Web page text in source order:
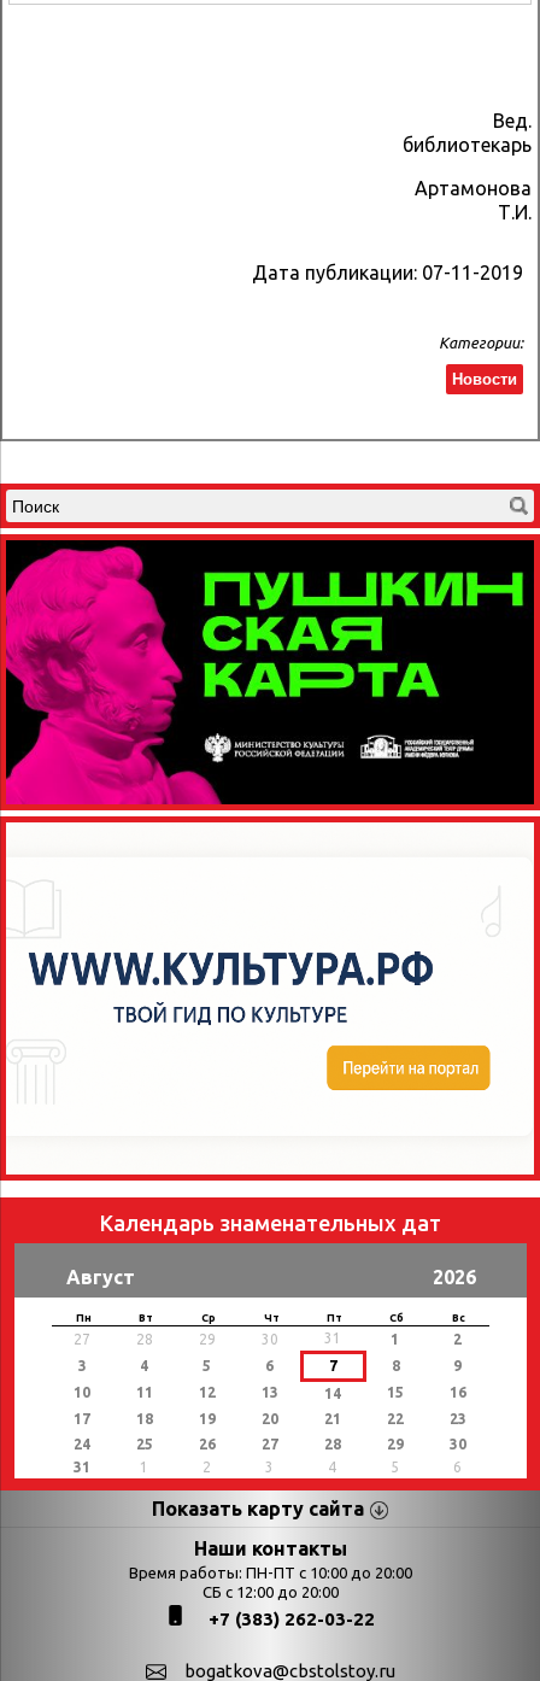
Вед.
библиотекарь
Артамонова
Т.И.
Дата публикации: 07-11-2019
Категории:
Новости
Календарь знаменательных дат
Август 2026
Пн Вт Ср Чт Пт Сб Вс
27 28 29 30 31 1
2
3
4 5 6 7 8
9
10
11 12 13 14 15
16
17
18 19 20 21 22
23
24
25 26 27 28 29
30
31
1 2 3 4 5 6
Показать карту сайта
Страницы Категории
Календарь
Выставки
День в истории
День в истории.
Наши контакты
Время работы: ПН-ПТ с 10:00 до 20:00
СБ с 12:00 до 20:00
+7 (383) 262-03-22
bogatkova@cbstolstoy.ru